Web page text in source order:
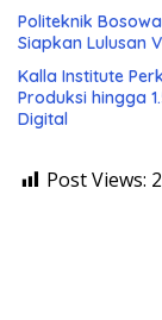
Politeknik
Siapkan Lulusan
Kalla Institute
Produksi hingga
Digital
Post Views: